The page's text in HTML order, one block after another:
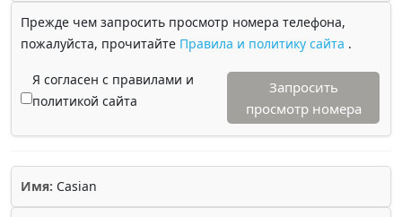
Прежде чем запросить просмотр номера телефона,
пожалуйста, прочитайте Правила и политику сайта .
Я согласен с правилами и
политикой сайта
Запросить
просмотр номера
Имя: Casian